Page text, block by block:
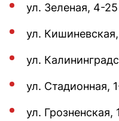
ул. Зеленая, 4-25
ул.
ул.
ул. Стадионная,
ул. Грозненская,